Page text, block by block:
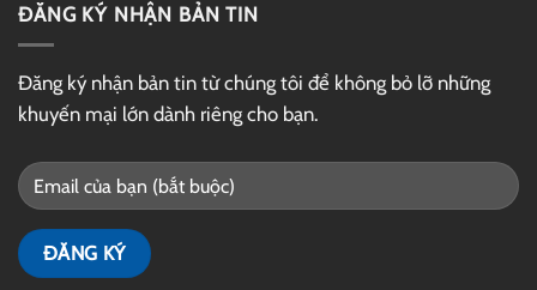
ĐĂNG KÝ NHẬN BẢN TIN
Đăng ký nhận bản tin từ chúng tôi để không bỏ lỡ những
khuyến mại lớn dành riêng cho bạn.